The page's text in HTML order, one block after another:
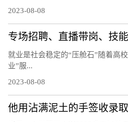
2023-08-08
就业是社会稳定的“压舱石”随着高
业”服...
2023-08-08